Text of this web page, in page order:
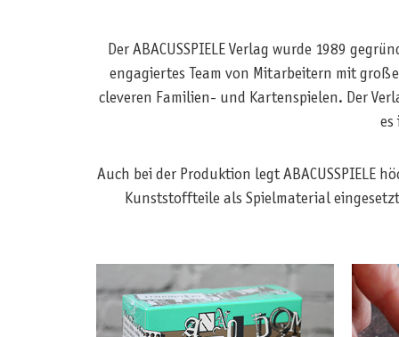
Der ABACUSSPIELE Verlag wurde 1989
engagiertes Team von Mitarbeitern mit
cleveren Familien- und Kartenspielen. Der
es
Auch bei der Produktion legt ABACUSSPIELE
Kunststoffteile als Spielmaterial